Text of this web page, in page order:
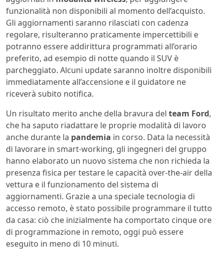
funzionalità non disponibili al momento dell’acquisto.
Gli aggiornamenti saranno rilasciati con cadenza
regolare, risulteranno praticamente impercettibili e
potranno essere addirittura programmati all’orario
preferito, ad esempio di notte quando il SUV è
parcheggiato. Alcuni update saranno inoltre disponibili
immediatamente all’accensione e il guidatore ne
riceverà subito notifica.
Un risultato merito anche della bravura del team Ford,
che ha saputo riadattare le proprie modalità di lavoro
anche durante la pandemia in corso. Data la necessità
di lavorare in smart-working, gli ingegneri del gruppo
hanno elaborato un nuovo sistema che non richieda la
presenza fisica per testare le capacità over-the-air della
vettura e il funzionamento del sistema di
aggiornamenti. Grazie a una speciale tecnologia di
accesso remoto, è stato possibile programmare il tutto
da casa: ciò che inizialmente ha comportato cinque ore
di programmazione in remoto, oggi può essere
eseguito in meno di 10 minuti.